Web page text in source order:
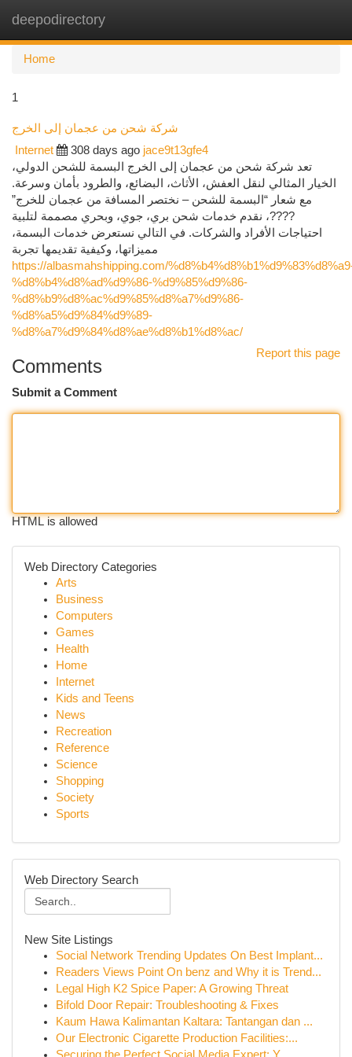
deepodirectory
Home
1
شركة شحن من عجمان إلى الخرج
Internet 308 days ago jace9t13gfe4
تعد شركة شحن من عجمان إلى الخرج البسمة للشحن الدولي،
الخيار المثالي لنقل العفش، الأثاث، البضائع، والطرود بأمان وسرعة.
مع شعار “البسمة للشحن – نختصر المسافة من عجمان للخرج”
????، نقدم خدمات شحن بري، جوي، وبحري مصممة لتلبية
احتياجات الأفراد والشركات. في التالي نستعرض خدمات البسمة،
مميزاتها، وكيفية تقديمها تجربة
https://albasmahshipping.com/
%d8%b4%d8%ad%d9%86-%d9%85%d9%86-
%d8%b9%d8%ac%d9%85%d8%a7%d9%86-
%d8%a5%d9%84%d9%89-
%d8%a7%d9%84%d8%ae%d8%b1%d8%ac/
Report this page
Comments
Submit a Comment
HTML is allowed
Web Directory Categories
Arts
Business
Computers
Games
Health
Home
Internet
Kids and Teens
News
Recreation
Reference
Science
Shopping
Society
Sports
Web Directory Search
New Site Listings
Social Network Trending Updates On Best Implant...
Readers Views Point On benz and Why it is Trend...
Legal High K2 Spice Paper: A Growing Threat
Bifold Door Repair: Troubleshooting & Fixes
Kaum Hawa Kalimantan Kaltara: Tantangan dan ...
Our Electronic Cigarette Production Facilities:...